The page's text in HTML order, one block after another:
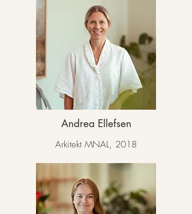
Andrea Ellefsen
Arkitekt MNAL, 2018